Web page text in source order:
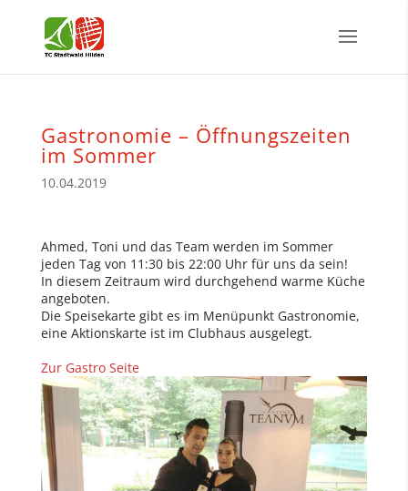
Gastronomie – Öffnungszeiten
im Sommer
10.04.2019
Ahmed, Toni und das Team werden im Sommer
jeden Tag von 11:30 bis 22:00 Uhr für uns da sein!
In diesem Zeitraum wird durchgehend warme Küche
angeboten.
Die Speisekarte gibt es im Menüpunkt Gastronomie,
eine Aktionskarte ist im Clubhaus ausgelegt.
Zur Gastro Seite